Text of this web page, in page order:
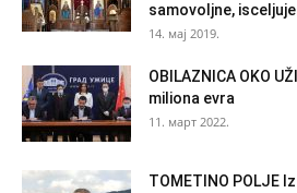
samovoljne,
14. мај 2019.
OBILAZNICA OKO
miliona evra
11. март 2022.
TOMETINO POLJE